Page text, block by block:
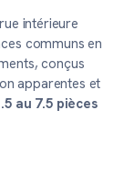
intérieure
communs en
conçus
apparentes et
au 7.5 pièces